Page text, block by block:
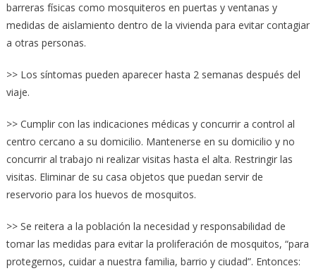
barreras físicas como mosquiteros en puertas y ventanas y
medidas de aislamiento dentro de la vivienda para evitar contagiar
a otras personas.
>> Los síntomas pueden aparecer hasta 2 semanas después del
viaje.
>> Cumplir con las indicaciones médicas y concurrir a control al
centro cercano a su domicilio. Mantenerse en su domicilio y no
concurrir al trabajo ni realizar visitas hasta el alta. Restringir las
visitas. Eliminar de su casa objetos que puedan servir de
reservorio para los huevos de mosquitos.
>> Se reitera a la población la necesidad y responsabilidad de
tomar las medidas para evitar la proliferación de mosquitos, “para
protegernos, cuidar a nuestra familia, barrio y ciudad”. Entonces: